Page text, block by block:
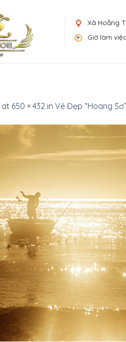
Xã Hoằng
Giờ làm
at 650 × 432 in Vẻ Đẹp “Hoang